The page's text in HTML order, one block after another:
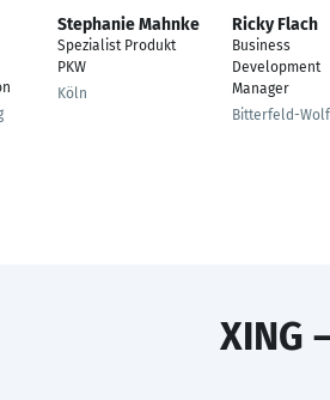
Stephanie Mahnke
Spezialist Produkt
PKW
Köln
Ricky Flach
Business
Development
Manager
Bitterfeld-
XING